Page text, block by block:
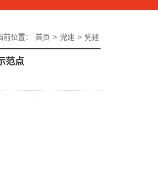
前位置： 首页 > 党建 > 党建
范点